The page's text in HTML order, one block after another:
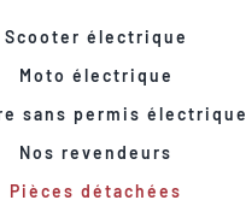
Scooter électrique
Moto électrique
sans permis électrique
Nos revendeurs
Pièces détachées